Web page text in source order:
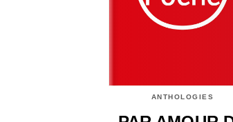
ANTHOLOGIES